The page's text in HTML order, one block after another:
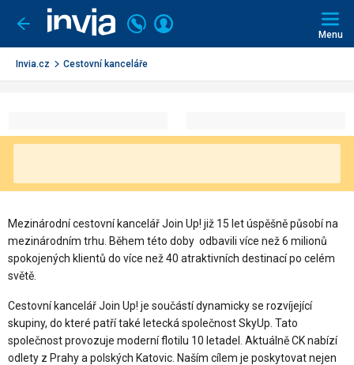
Jít
zpět
Volejte
226
000
290
Přihlásit
Menu
Invia.cz Cestovní kanceláře
Mezinárodní cestovní kancelář Join Up! již 15 let úspěšně působí na
mezinárodním trhu. Během této doby odbavili více než 6 milionů
spokojených klientů do více než 40 atraktivních destinací po celém
světě.
Cestovní kancelář Join Up! je součástí dynamicky se rozvíjející
skupiny, do které patří také letecká společnost SkyUp. Tato
společnost provozuje moderní flotilu 10 letadel. Aktuálně CK nabízí
odlety z Prahy a polských Katovic. Naším cílem je poskytovat nejen